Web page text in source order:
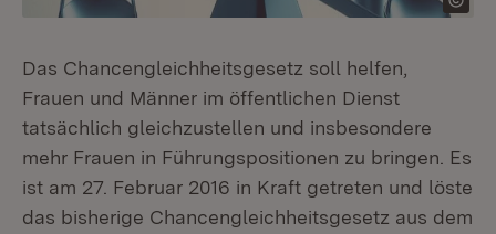
Das Chancengleichheitsgesetz soll helfen,
Frauen und Männer im öffentlichen Dienst
tatsächlich gleichzustellen und insbesondere
mehr Frauen in Führungspositionen zu bringen. Es
ist am 27. Februar 2016 in Kraft getreten und löste
das bisherige Chancengleichheitsgesetz aus dem